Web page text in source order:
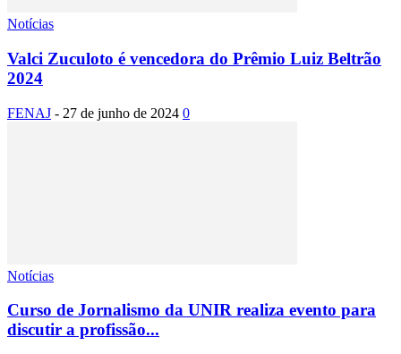
Notícias
Valci Zuculoto é vencedora do Prêmio Luiz Beltrão
2024
FENAJ - 27 de junho de 2024 0
Notícias
Curso de Jornalismo da UNIR realiza evento para
discutir a profissão...